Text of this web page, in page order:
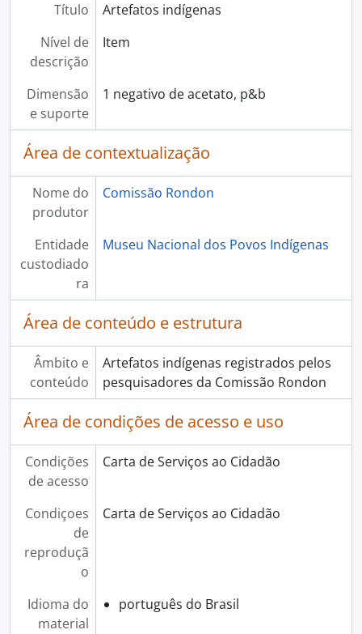
Título
Artefatos indígenas
Nível de
descrição
Item
Dimensão
e suporte
1 negativo de acetato, p&b
Área de contextualização
Nome do
produtor
Comissão Rondon
Entidade
custodiado
ra
Museu Nacional dos Povos Indígenas
Área de conteúdo e estrutura
Âmbito e
conteúdo
Artefatos indígenas registrados pelos
pesquisadores da Comissão Rondon
Área de condições de acesso e uso
Condições
de acesso
Carta de Serviços ao Cidadão
Condiçoes
de
reproduçã
o
Carta de Serviços ao Cidadão
Idioma do
material
português do Brasil